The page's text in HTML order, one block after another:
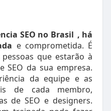
SEO no Brasil , há
e comprometida. É
que estarão à
SEO da sua empresa.
da equipe e as
de cada membro,
de SEO e designers.